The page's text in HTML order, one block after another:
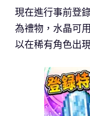
現在進行事前登
為禮物，水晶可
以在稀有角色出